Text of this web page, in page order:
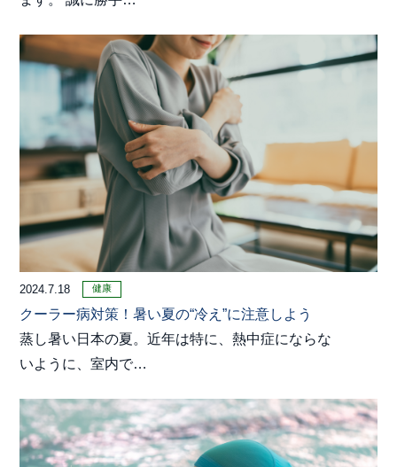
2024.7.18 健康
クーラー病対策！暑い夏の“冷え”に注意しよう
蒸し暑い日本の夏。近年は特に、熱中症にならな
いように、室内で…